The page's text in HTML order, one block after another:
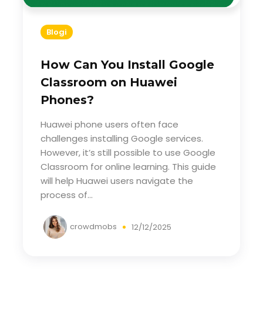
Blogi
How Can You Install Google
Classroom on Huawei
Phones?
Huawei phone users often face
challenges installing Google services.
However, it’s still possible to use Google
Classroom for online learning. This guide
will help Huawei users navigate the
process of...
crowdmobs 12/12/2025